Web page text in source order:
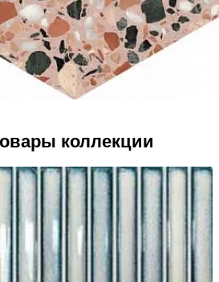
коллекции